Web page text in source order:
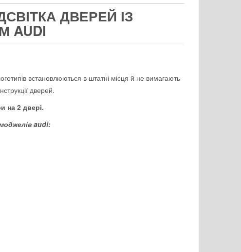
ДВЕРЕЙ ІЗ
AUDI
встановлюються в штатні місця й не вимагають
дверей.
на 2 двері.
audi: